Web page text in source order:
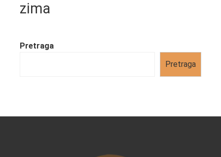
zima
Pretraga
Pretraga